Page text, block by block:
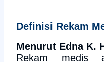
Definisi Rekam
Menurut Edna K.
Rekam medis